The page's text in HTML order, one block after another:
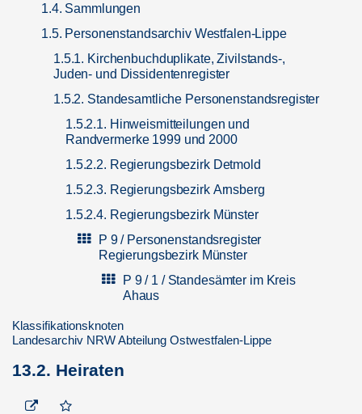
1.4. Sammlungen
1.5. Personenstandsarchiv Westfalen-Lippe
1.5.1. Kirchenbuchduplikate, Zivilstands-,
Juden- und Dissidentenregister
1.5.2. Standesamtliche Personenstandsregister
1.5.2.1. Hinweismitteilungen und
Randvermerke 1999 und 2000
1.5.2.2. Regierungsbezirk Detmold
1.5.2.3. Regierungsbezirk Arnsberg
1.5.2.4. Regierungsbezirk Münster
P 9 / Personenstandsregister
Regierungsbezirk Münster
P 9 / 1 / Standesämter im Kreis
Ahaus
P 9 / 2 / Standesämter im Kreis
Beckum
Klassifikationsknoten
Landesarchiv NRW Abteilung Ostwestfalen-Lippe
13.2. Heiraten